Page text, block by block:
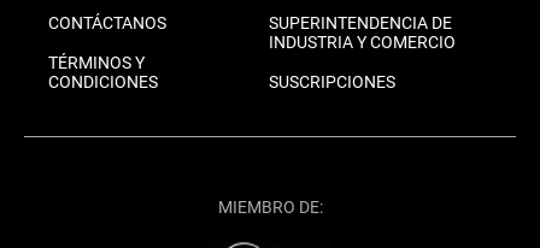
CONTÁCTANOS
TÉRMINOS Y
CONDICIONES
SUPERINTENDENCIA DE
INDUSTRIA Y COMERCIO
SUSCRIPCIONES
MIEMBRO DE: